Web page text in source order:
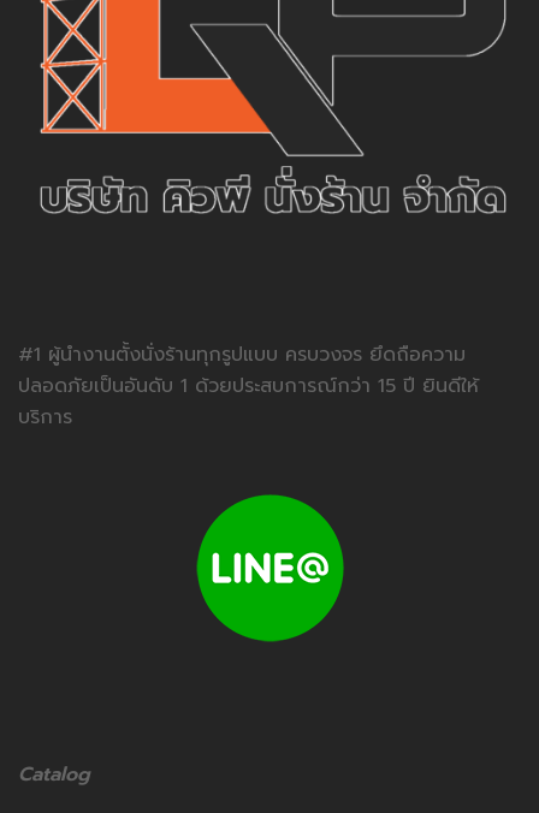
#1 ผู้นำงานตั้งนั่งร้านทุกรูปแบบ ครบวงจร ยึดถือความ
ปลอดภัยเป็นอันดับ 1 ด้วยประสบการณ์กว่า 15 ปี ยินดีให้
บริการ
Catalog